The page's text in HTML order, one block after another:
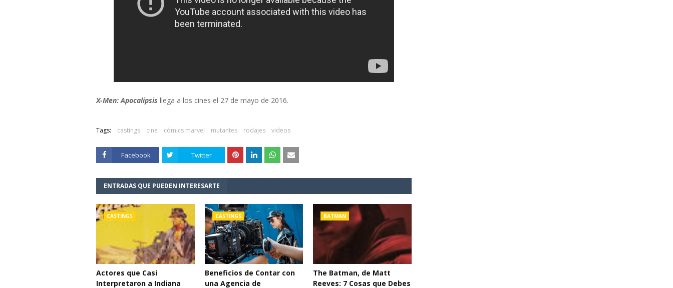
X-Men: Apocalipsis llega a los cines el 27 de mayo de 2016.
Tags: castings cine cómics marvel mutantes rodajes videos
Facebook Twitter
ENTRADAS QUE PUEDEN INTERESARTE
CASTINGS
Actores que Casi
Interpretaron a Indiana
CASTINGS
Beneficios de Contar con
una Agencia de
BATMAN
The Batman, de Matt
Reeves: 7 Cosas que Debes